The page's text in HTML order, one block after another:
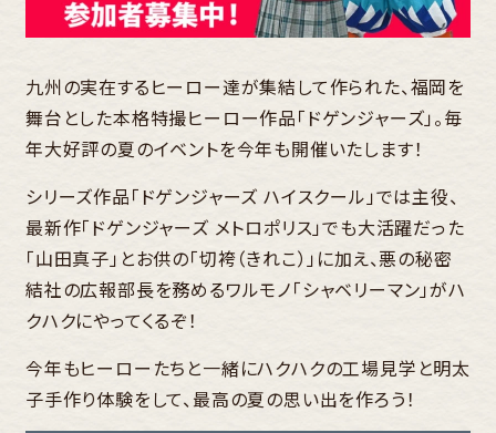
九州の実在するヒーロー達が集結して作られた、福岡を
舞台とした本格特撮ヒーロー作品「ドゲンジャーズ」。毎
年大好評の夏のイベントを今年も開催いたします！
シリーズ作品「ドゲンジャーズ ハイスクール」では主役、
最新作「ドゲンジャーズ メトロポリス」でも大活躍だった
「山田真子」とお供の「切袴（きれこ）」に加え、悪の秘密
結社の広報部長を務めるワルモノ「シャベリーマン」がハ
クハクにやってくるぞ！
今年もヒーローたちと一緒にハクハクの工場見学と明太
子手作り体験をして、最高の夏の思い出を作ろう！